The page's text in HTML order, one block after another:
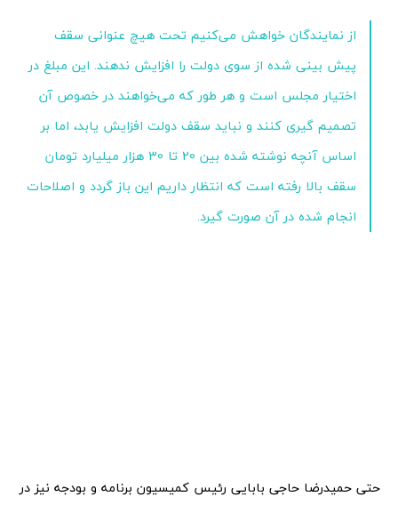
از نمایندگان خواهش می‌کنیم تحت هیچ عنوانی سقف
پیش بینی شده از سوی دولت را افزایش ندهند. این مبلغ در
اختیار مجلس است و هر طور که می‌خواهند در خصوص آن
تصمیم گیری کنند و نباید سقف دولت افزایش یابد، اما بر
اساس آنچه نوشته شده بین 20 تا 30 هزار میلیارد تومان
سقف بالا رفته است که انتظار داریم این باز گردد و اصلاحات
انجام شده در آن صورت گیرد.
حتی حمیدرضا حاجی بابایی رئیس کمیسیون برنامه و بودجه نیز در